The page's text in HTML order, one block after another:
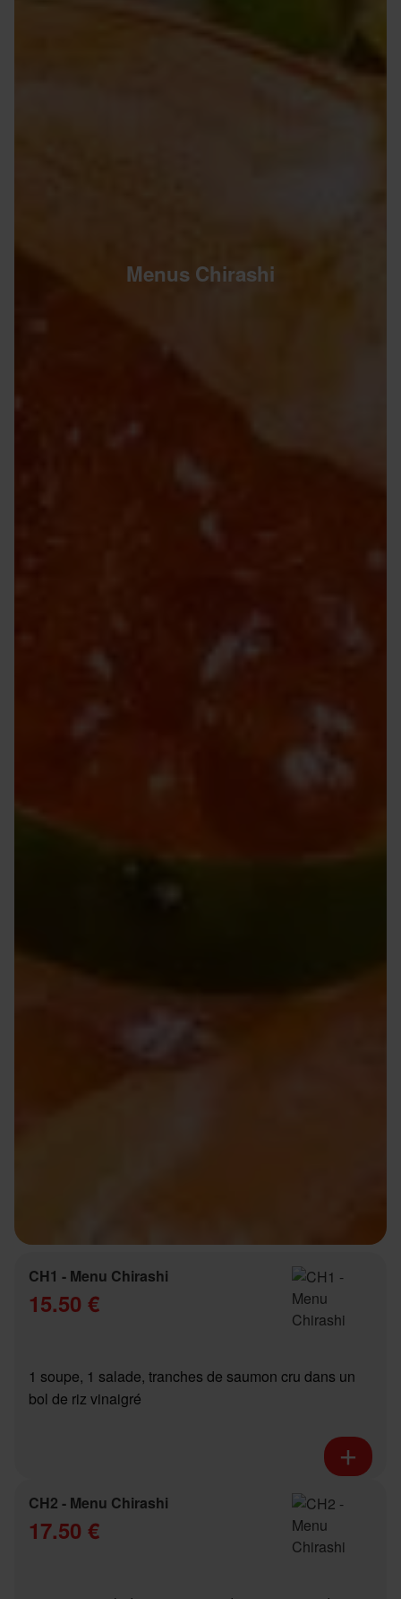
Menus Chirashi
CH1 - Menu Chirashi
15.50 €
1 soupe, 1 salade, tranches de saumon cru dans un
bol de riz vinaigré
CH2 - Menu Chirashi
17.50 €